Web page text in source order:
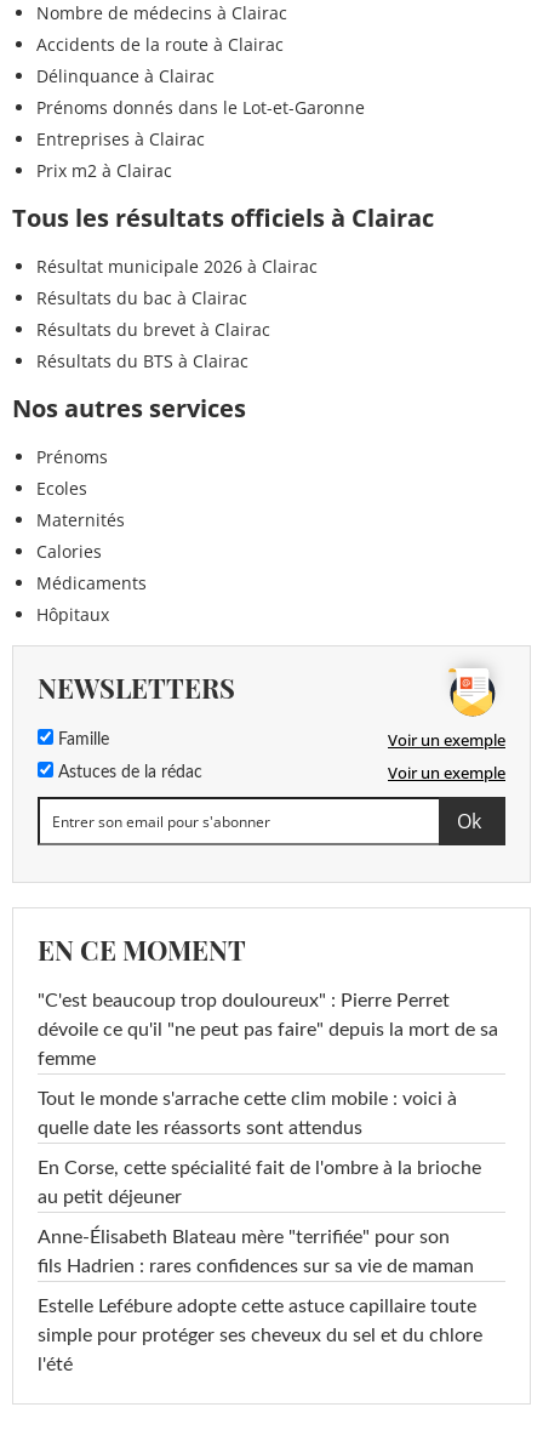
Nombre de médecins à Clairac
Accidents de la route à Clairac
Délinquance à Clairac
Prénoms donnés dans le Lot-et-Garonne
Entreprises à Clairac
Prix m2 à Clairac
Tous les résultats officiels à Clairac
Résultat municipale 2026 à Clairac
Résultats du bac à Clairac
Résultats du brevet à Clairac
Résultats du BTS à Clairac
Nos autres services
Prénoms
Ecoles
Maternités
Calories
Médicaments
Hôpitaux
NEWSLETTERS
Famille Voir un exemple
Astuces de la rédac Voir un exemple
EN CE MOMENT
"C'est beaucoup trop douloureux" : Pierre Perret
dévoile ce qu'il "ne peut pas faire" depuis la mort de sa
femme
Tout le monde s'arrache cette clim mobile : voici à
quelle date les réassorts sont attendus
En Corse, cette spécialité fait de l'ombre à la brioche
au petit déjeuner
Anne-Élisabeth Blateau mère "terrifiée" pour son
fils Hadrien : rares confidences sur sa vie de maman
Estelle Lefébure adopte cette astuce capillaire toute
simple pour protéger ses cheveux du sel et du chlore
l'été